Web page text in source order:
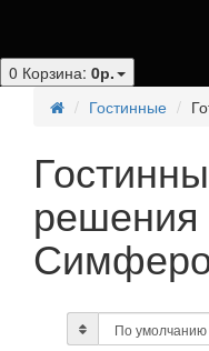
0 Корзина: 0р.
Гостинные
решения